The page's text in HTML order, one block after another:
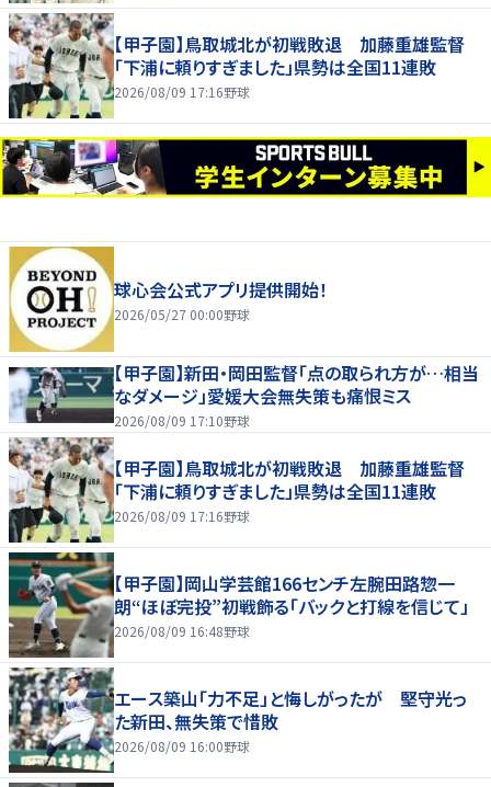
【甲子園】鳥取城北が初戦敗退 加藤重雄監督
「下浦に頼りすぎました」県勢は全国11連敗
2026/08/09 17:16野球
球心会公式アプリ提供開始！
2026/05/27 00:00野球
【甲子園】新田・岡田監督「点の取られ方が…相当
なダメージ」愛媛大会無失策も痛恨ミス
2026/08/09 17:10野球
【甲子園】鳥取城北が初戦敗退 加藤重雄監督
「下浦に頼りすぎました」県勢は全国11連敗
2026/08/09 17:16野球
【甲子園】岡山学芸館166センチ左腕田路惣一
朗“ほぼ完投”初戦飾る「バックと打線を信じて」
2026/08/09 16:48野球
エース築山「力不足」と悔しがったが 堅守光っ
た新田、無失策で惜敗
2026/08/09 16:00野球